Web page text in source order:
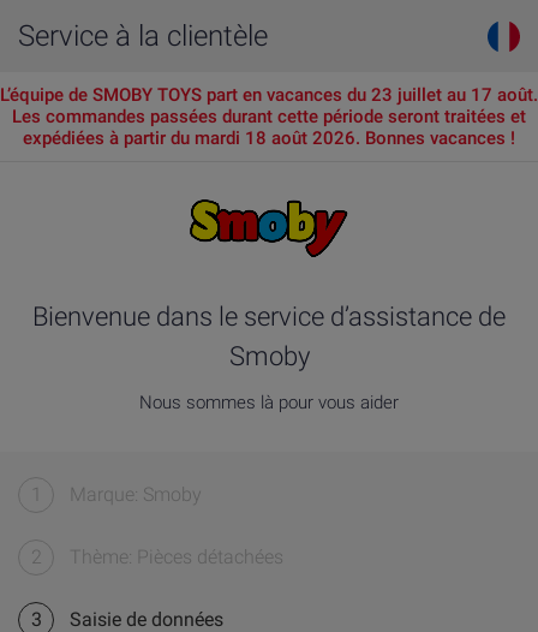
Service à la clientèle
L’équipe de SMOBY TOYS part en vacances du 23 juillet au 17 août.
Les commandes passées durant cette période seront traitées et
expédiées à partir du mardi 18 août 2026. Bonnes vacances !
Bienvenue dans le service d’assistance de
Smoby
Nous sommes là pour vous aider
1 Marque: Smoby
2 Thème: Pièces détachées
3 Saisie de données